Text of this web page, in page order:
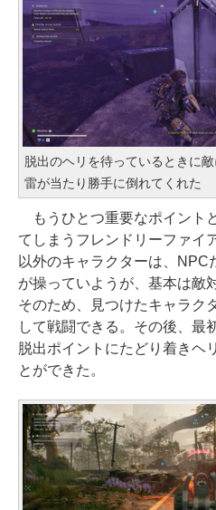
脱出のヘリを待っているときに
雷が当たり勝手に倒れてくれた
もうひとつ重要なポイント
てしまうフレンドリーファイ
以外のキャラクターは、NPC
が操っていようが、基本は敵
そのため、見つけたキャラク
して戦闘できる。その後、最
脱出ポイントにたどり着きヘ
とができた。